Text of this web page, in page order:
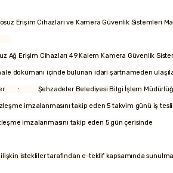
Erişim Cihazları ve Kamera Güvenlik Sistemleri
:
Ağ Erişim Cihazları 49 Kalem Kamera Güvenlik
dokümanı içinde bulunan idari şartnameden
yer : Şehzadeler Belediyesi Bilgi İşlem
imzalanmasını takip eden 5 takvim günü iş
imzalanmasını takip eden 5 gün çerisinde
istekliler tarafından e-teklif kapsamında